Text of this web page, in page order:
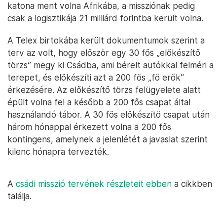
katona ment volna Afrikába, a missziónak pedig
csak a logisztikája 21 milliárd forintba került volna.
A Telex birtokába került dokumentumok szerint a
terv az volt, hogy először egy 30 fős „előkészítő
törzs” megy ki Csádba, ami bérelt autókkal felméri a
terepet, és előkészíti azt a 200 fős „fő erők”
érkezésére. Az előkészítő törzs felügyelete alatt
épült volna fel a később a 200 fős csapat által
használandó tábor. A 30 fős előkészítő csapat után
három hónappal érkezett volna a 200 fős
kontingens, amelynek a jelenlétét a javaslat szerint
kilenc hónapra tervezték.
A csádi misszió tervének részleteit ebben a cikkben
találja.